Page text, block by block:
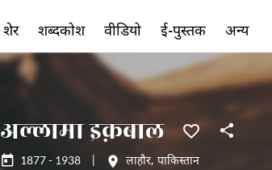
अल्लामा इक़बाल
1877 - 1938 लाहौर, पाकिस्तान
शेर शब्दकोश वीडियो ई-पुस्तक अन्य